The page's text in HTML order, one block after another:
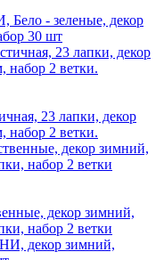
- зеленые, декор
30 шт
23 лапки, декор
набор 2 ветки.
декор зимний,
набор 2 ветки